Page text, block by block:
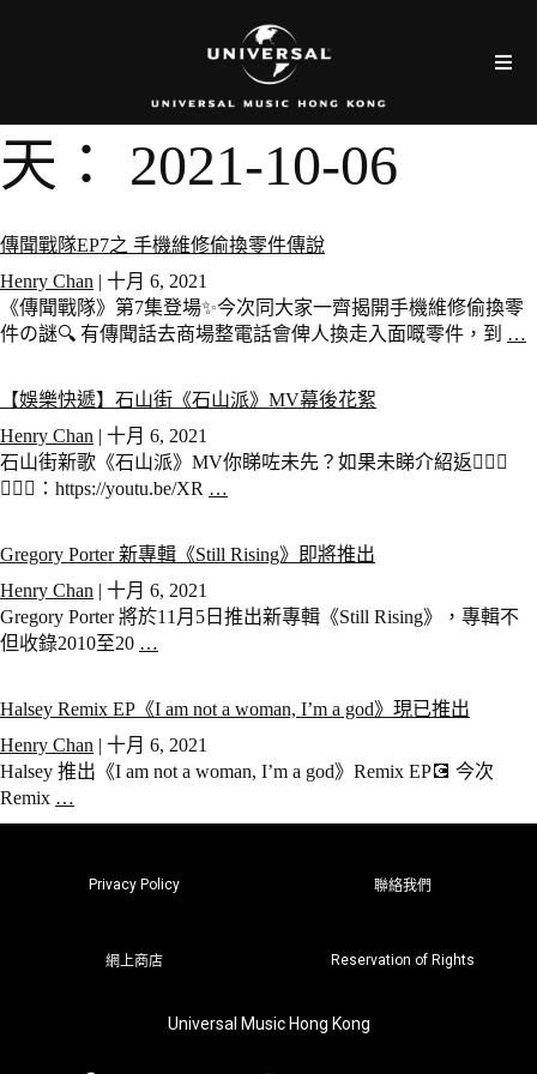
天： 2021-10-06
傳聞戰隊EP7之 手機維修偷換零件傳說
Henry Chan | 十月 6, 2021
《傳聞戰隊》第7集登場✨今次同大家一齊揭開手機維修偷換零
件の謎🔍 有傳聞話去商場整電話會俾人換走入面嘅零件，到 …
【娛樂快遞】石山街《石山派》MV幕後花絮
Henry Chan | 十月 6, 2021
石山街新歌《石山派》MV你睇咗未先？如果未睇介紹返💁🏻‍♂️
💁🏻‍♀️：https://youtu.be/XR …
Gregory Porter 新專輯《Still Rising》即將推出
Henry Chan | 十月 6, 2021
Gregory Porter 將於11月5日推出新專輯《Still Rising》，專輯不
但收錄2010至20 …
Halsey Remix EP《I am not a woman, I’m a god》現已推出
Henry Chan | 十月 6, 2021
Halsey 推出《I am not a woman, I’m a god》Remix EP💽 今次
Remix …
Privacy Policy 聯絡我們
網上商店 Reservation of Rights
Universal Music Hong Kong